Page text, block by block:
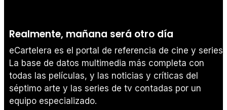
Realmente, mañana será otro día
eCartelera es el portal de referencia de cine y series.
La base de datos multimedia más completa con
todas las películas, y las noticias y críticas del
séptimo arte y las series de tv contadas por un
equipo especializado.